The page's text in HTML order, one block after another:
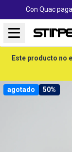
Con Quac
Este producto no
agotado 50%